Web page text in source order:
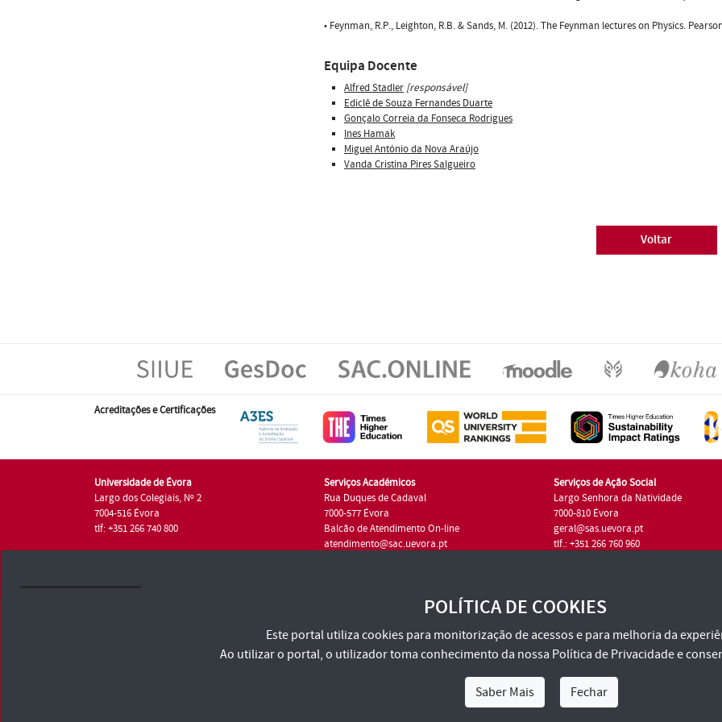
• Feynman, R.P., Leighton, R.B. & Sands, M. (2012). The Feynman lectures on Physics.
Equipa Docente
Alfred Stadler [responsável]
Ediclê de Souza Fernandes Duarte
Gonçalo Correia da Fonseca Rodrigues
Ines Hamak
Miguel António da Nova Araújo
Vanda Cristina Pires Salgueiro
Voltar
Acreditações e Certificações
Universidade de Évora
Largo dos Colegiais, Nº 2
7004-516 Évora
tlf: +351 266 740 800
Serviços Académicos
Rua Duques de Cadaval
7000-577 Évora
Balcão de Atendimento On-line
atendimento@sac.uevora.pt
Serviços de Ação Social
Largo Senhora da Natividade
7000-810 Évora
geral@sas.uevora.pt
tlf.: +351 266 760 960
Consulte os Termos e Condições e Política de Privacidade
POLÍTICA DE COOKIES
Este portal utiliza cookies para monitorização de acessos e para melhoria da
Ao utilizar o portal, o utilizador toma conhecimento da nossa Política de Privacidadee
Saber Mais Fechar